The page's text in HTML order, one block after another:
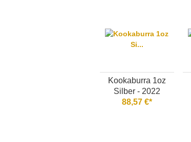
Kookaburra 1oz
Silber - 2022
88,57 €*